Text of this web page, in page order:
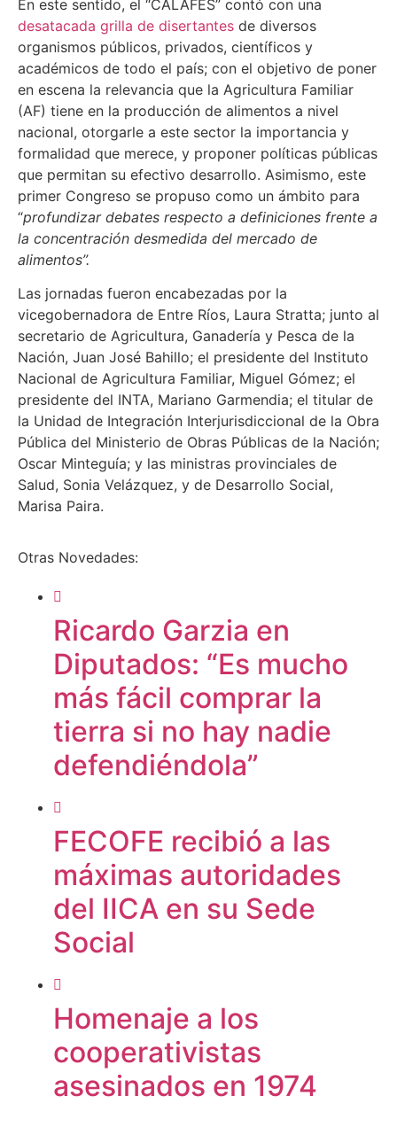
En este sentido, el “CALAFES” contó con una
desatacada grilla de disertantes de diversos
organismos públicos, privados, científicos y
académicos de todo el país; con el objetivo de poner
en escena la relevancia que la Agricultura Familiar
(AF) tiene en la producción de alimentos a nivel
nacional, otorgarle a este sector la importancia y
formalidad que merece, y proponer políticas públicas
que permitan su efectivo desarrollo. Asimismo, este
primer Congreso se propuso como un ámbito para
“profundizar debates respecto a definiciones frente a
la concentración desmedida del mercado de
alimentos”.
Las jornadas fueron encabezadas por la
vicegobernadora de Entre Ríos, Laura Stratta; junto al
secretario de Agricultura, Ganadería y Pesca de la
Nación, Juan José Bahillo; el presidente del Instituto
Nacional de Agricultura Familiar, Miguel Gómez; el
presidente del INTA, Mariano Garmendia; el titular de
la Unidad de Integración Interjurisdiccional de la Obra
Pública del Ministerio de Obras Públicas de la Nación;
Oscar Minteguía; y las ministras provinciales de
Salud, Sonia Velázquez, y de Desarrollo Social,
Marisa Paira.
Otras Novedades:
Ricardo Garzia en
Diputados: “Es mucho
más fácil comprar la
tierra si no hay nadie
defendiéndola”
FECOFE recibió a las
máximas autoridades
del IICA en su Sede
Social
Homenaje a los
cooperativistas
asesinados en 1974